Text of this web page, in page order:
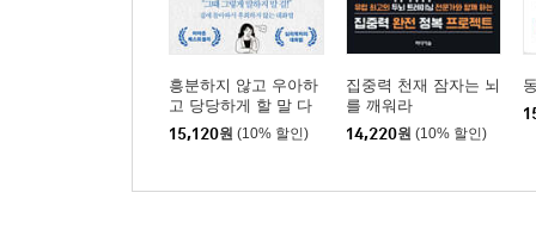
흥분하지 않고 우아하
고 당당하게 할 말 다
하는 법
15,120원 (10% 할인)
집중력 천재 잠자는 뇌
를 깨워라
14,220원 (10% 할인)